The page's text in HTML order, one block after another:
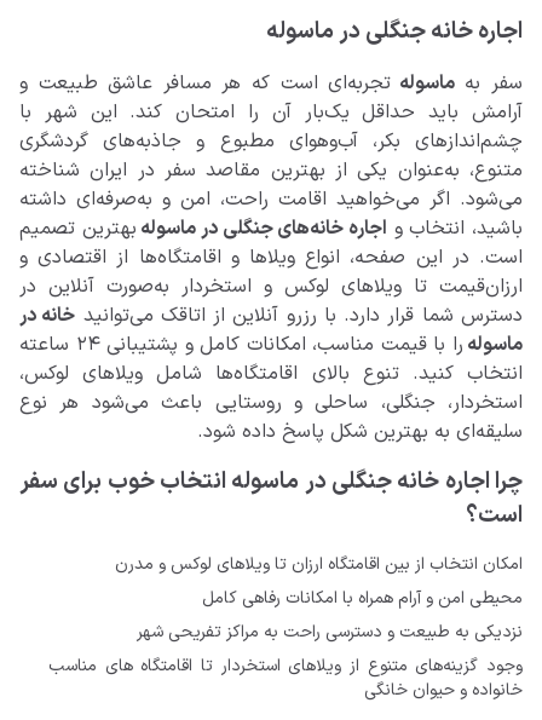
اجاره خانه جنگلی در ماسوله
سفر بهماسوله تجربه‌ای است که هر مسافر عاشق طبیعت و
آرامش باید حداقل یک‌بار آن را امتحان کند. این شهر با
چشم‌اندازهای بکر، آب‌وهوای مطبوع و جاذبه‌های گردشگری
متنوع، به‌عنوان یکی از بهترین مقاصد سفر در ایران شناخته
می‌شود. اگر می‌خواهید اقامت راحت، امن و به‌صرفه‌ای داشته
باشید، انتخاب و اجاره خانه‌های جنگلی در ماسوله بهترین تصمیم
است. در این صفحه، انواع ویلاها و اقامتگاه‌ها از اقتصادی و
ارزان‌قیمت تا ویلاهای لوکس و استخردار به‌صورت آنلاین در
دسترس شما قرار دارد. با رزرو آنلاین از اتاقک می‌توانید خانه در
ماسوله
را با قیمت مناسب، امکانات کامل و پشتیبانی ۲۴ ساعته
انتخاب کنید. تنوع بالای اقامتگاه‌ها شامل ویلاهای لوکس،
استخردار، جنگلی، ساحلی و روستایی باعث می‌شود هر نوع
سلیقه‌ای به بهترین شکل پاسخ داده شود.
چرا اجاره خانه جنگلی در ماسوله انتخاب خوب برای سفر
است؟
امکان انتخاب از بین اقامتگاه ارزان تا ویلاهای لوکس و مدرن
محیطی امن و آرام همراه با امکانات رفاهی کامل
نزدیکی به طبیعت و دسترسی راحت به مراکز تفریحی شهر
وجود گزینه‌های متنوع از ویلاهای استخردار تا اقامتگاه های مناسب
خانواده و حیوان خانگی